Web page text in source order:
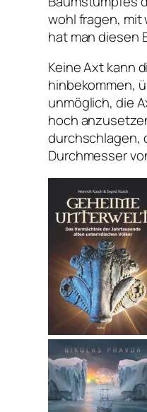
wohl fragen, mit
hat man diesen
Keine Axt kann
hinbekommen,
unmöglich, die
hoch
durchschlagen,
Durchmesser